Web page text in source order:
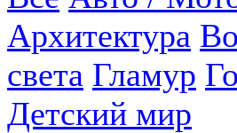
Архитектура
света Гламур
Детский мир